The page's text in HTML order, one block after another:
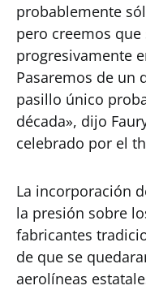
probablemente
pero creemos
progresivamente
Pasaremos de un
pasillo único
década», dijo
celebrado por el
La incorporación
la presión sobre
fabricantes
de que se
aerolíneas